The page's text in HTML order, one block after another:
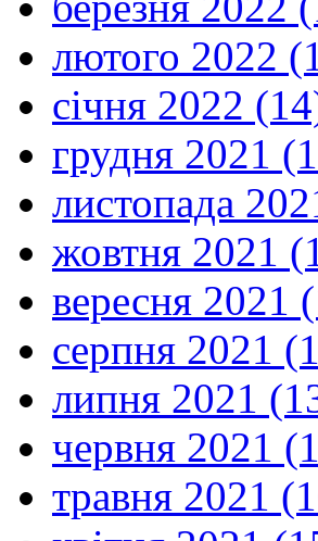
лютого 2022
січня 2022
грудня 2021
листопада
жовтня 2021
вересня 2021
серпня 2021
липня 2021
червня 2021
травня 2021